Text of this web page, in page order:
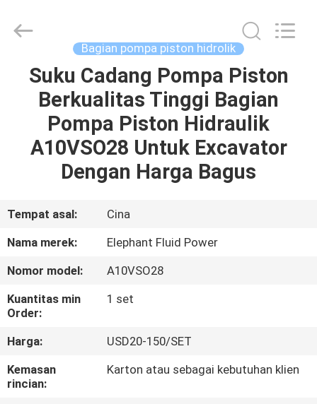
RUMAH
PRODUK
TENTANG
TUR
KONTROL
HUBUNGI
Power
Co.,Ltd.
Bagian pompa piston hidrolik
Suku Cadang Pompa Piston
Berkualitas Tinggi Bagian
Pompa Piston Hidraulik
A10VSO28 Untuk Excavator
Dengan Harga Bagus
Tempat asal:
Cina
Nama merek:
Elephant Fluid Power
Nomor model:
A10VSO28
Kuantitas min
Order:
1 set
Harga:
USD20-150/SET
Kemasan
rincian:
Karton atau sebagai kebutuhan klien